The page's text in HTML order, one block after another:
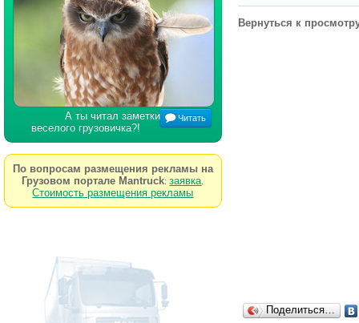
А ты читал заметки
веселого грузовичка?!
Читать
По вопросам размещения рекламы на
Грузовом портале Mantruck:заявка
Стоимость размещения рекламы
Вернуться к
Поделиться…